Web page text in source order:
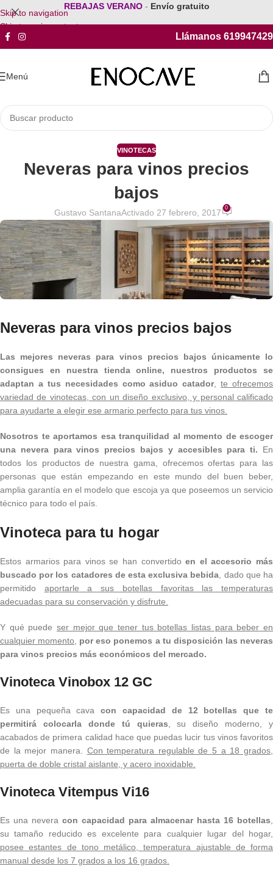
Skip to navigation
Skip to main content
REBAJAS VERANO - Envío gratuito
Llámanos 619947429
Menú
VINOTECAS
Neveras para vinos precios
bajos
Gustavo SantanaActivado 27 febrero, 2017 0
Neveras para vinos precios bajos
Las mejores neveras para vinos precios bajos únicamente lo
consigues en nuestra tienda online, nuestros productos se
adaptan a tus necesidades como asiduo catador,te ofrecemos
variedad de vinotecas, con un diseño exclusivo, y personal calificado
para ayudarte a elegir ese armario perfecto para tus vinos.
Nosotros te aportamos esa tranquilidad al momento de escoger
una nevera para vinos precios bajos y accesibles para ti. En
todos los productos de nuestra gama, ofrecemos ofertas para las
personas que están empezando en este mundo del buen beber,
amplia garantía en el modelo que escoja ya que poseemos un servicio
técnico para todo el país.
Vinoteca para tu hogar
Estos armarios para vinos se han convertidoen el accesorio más
buscado por los catadores de esta exclusiva bebida , dado que ha
permitido aportarle a sus botellas favoritas las temperaturas
adecuadas para su conservación y disfrute.
Y qué puede ser mejor que tener tus botellas listas para beber en
cualquier momento
por eso ponemos a tu disposición las neveras
para vinos precios más económicos del mercado.
Vinoteca Vinobox 12 GC
Es una pequeña cavacon capacidad de 12 botellas que te
permitirá colocarla donde tú quieras , su diseño moderno, y
acabados de primera calidad hace que puedas lucir tus vinos favoritos
de la mejor manera. Con temperatura regulable de 5 a 18 grados,
puerta de doble cristal aislante, y acero inoxidable.
Vinoteca Vitempus Vi16
Es una nevera con capacidad para almacenar hasta 16 botellas
su tamaño reducido es excelente para cualquier lugar del hogar,
posee estantes de tono metálico, temperatura ajustable de forma
manual desde los 7 grados a los 16 grados.